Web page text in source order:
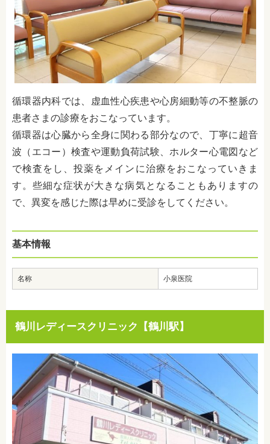
循環器内科では、 虚血性心疾患や心房細動等の不整脈の
患者さまの診療をおこなっています。
循環器は心臓から全身に関わる部分なので、丁寧に超音
波（エコー）検査や運動負荷試験、ホルター心電図など
で検査をし、投薬をメインに治療をおこなっていきま
す。些細な症状が大きな病気となることもありますの
で、異変を感じた際は早めに受診をしてください。
基本情報
名称 小泉医院
鶴川レディースクリニック【鶴川駅】